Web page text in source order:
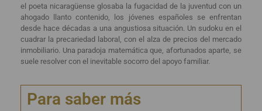
el poeta nicaragüense glosaba la fugacidad de la juventud con un
ahogado llanto contenido, los jóvenes españoles se enfrentan
desde hace décadas a una angustiosa situación. Un sudoku en el
cuadrar la precariedad laboral, con el alza de precios del mercado
inmobiliario. Una paradoja matemática que, afortunados aparte, se
suele resolver con el inevitable socorro del apoyo familiar.
Para saber más